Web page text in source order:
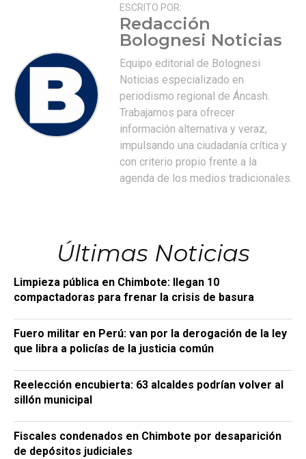
ESCRITO POR:
Redacción
Bolognesi Noticias
Equipo editorial de Bolognesi
Noticias especializado en
periodismo regional de Áncash.
Trabajamos para ofrecer
información alternativa y veraz,
impulsando una ciudadanía crítica y
con criterio propio frente a la
agenda de los medios tradicionales.
Últimas Noticias
Limpieza pública en Chimbote: llegan 10
compactadoras para frenar la crisis de basura
Fuero militar en Perú: van por la derogación de la ley
que libra a policías de la justicia común
Reelección encubierta: 63 alcaldes podrían volver al
sillón municipal
Fiscales condenados en Chimbote por desaparición
de depósitos judiciales